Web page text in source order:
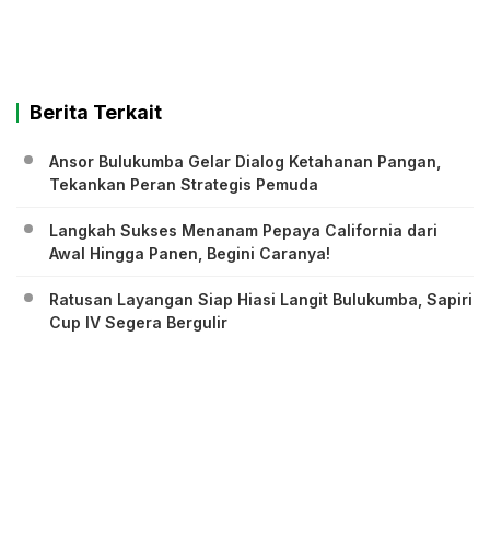
Berita Terkait
Ansor Bulukumba Gelar Dialog Ketahanan Pangan,
Tekankan Peran Strategis Pemuda
Langkah Sukses Menanam Pepaya California dari
Awal Hingga Panen, Begini Caranya!
Ratusan Layangan Siap Hiasi Langit Bulukumba, Sapiri
Cup IV Segera Bergulir